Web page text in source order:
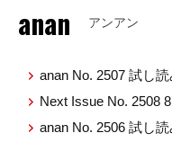
anan アンアン
anan No. 2507 試し
Next Issue No. 2508
anan No. 2506 試し